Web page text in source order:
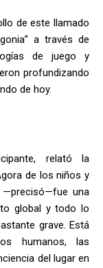
de este llamado
a través de
de juego y
profundizando
de hoy.
relató la
de los niños y
—precisó—fue una
global y todo lo
grave. Está
humanos, las
del lugar en